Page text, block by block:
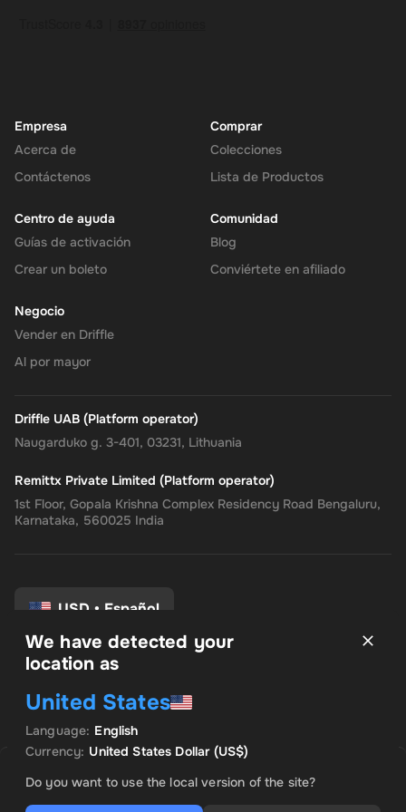
OFERTA DESTACADA
US$ 1,308.61
Empresa
Acerca de
Contáctenos
Comprar
Colecciones
Lista de Productos
Centro de ayuda
Guías de activación
Crear un boleto
Comunidad
Blog
Conviértete en afiliado
Negocio
Vender en Driffle
Al por mayor
Driffle UAB (Platform operator)
Naugarduko g. 3-401, 03231, Lithuania
Remittx Private Limited (Platform operator)
1st Floor, Gopala Krishna Complex Residency Road Bengaluru,
Karnataka, 560025 India
USD • Español
política de privacidad
Politica de reembolso
Preferencias de consentimiento
We have detected your
location as
United States
Language: English
Currency: United States Dollar(US$)
Do you want to use the local version of the site?